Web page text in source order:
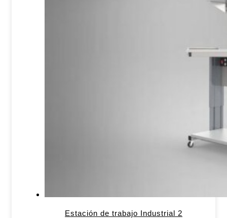
Estación de trabajo Industrial 2